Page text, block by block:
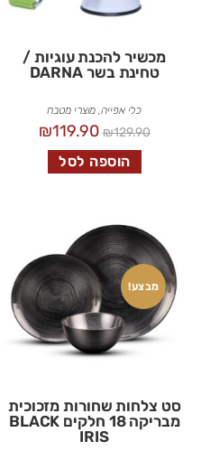
מכשיר להכנת עוגיות /
טחינת בשר DARNA
כלי אפייה, מוצרי מטבח
₪129.90
₪119.90
הוספה לסל
מבצע!
סט צלחות שחורות מזכוכית
מבריקה 18 חלקים BLACK
IRIS